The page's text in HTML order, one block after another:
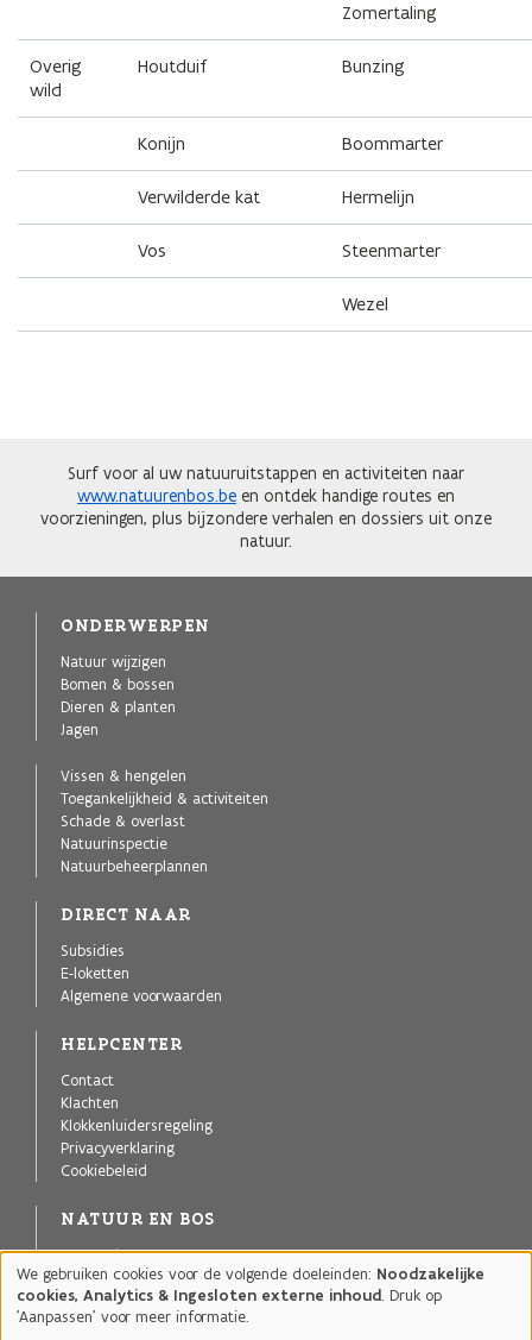
Zomertaling
Overig
wild
Houtduif Bunzing
Konijn Boommarter
Verwilderde kat Hermelijn
Vos Steenmarter
Wezel
Surf voor al uw natuuruitstappen en activiteiten naar
www.natuurenbos.be en ontdek handige routes en
voorzieningen, plus bijzondere verhalen en dossiers uit onze
natuur.
ONDERWERPEN
Natuur wijzigen
Bomen & bossen
Dieren & planten
Jagen
Vissen & hengelen
Toegankelijkheid & activiteiten
Schade & overlast
Natuurinspectie
Natuurbeheerplannen
DIRECT NAAR
Subsidies
E-loketten
Algemene voorwaarden
HELPCENTER
Contact
Klachten
Klokkenluidersregeling
Privacyverklaring
Cookiebeleid
NATUUR EN BOS
Agentschap voor Natuur en Bos
Publicaties
Projecten
Natuurgebieden
Gebruik
van
persoonsgegevens
We gebruiken cookies voor de volgende doeleinden: Noodzakelijke
cookies, Analytics & Ingesloten externe inhoud. Druk op
'Aanpassen' voor meer informatie.